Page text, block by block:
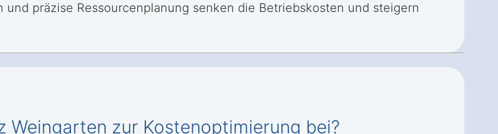
präzise Ressourcenplanung senken die Betriebskosten und steigern
zur Kostenoptimierung bei?